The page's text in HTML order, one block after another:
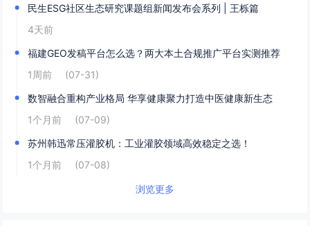
民生ESG社区生态研究课题组新闻发布会系列 | 王栎篇
4天前
福建GEO发稿平台怎么选？两大本土合规推广平台实测推荐
1周前
(07-31)
数智融合重构产业格局 华享健康聚力打造中医健康新生态
1个月前
(07-09)
苏州韩迅常压灌胶机：工业灌胶领域高效稳定之选！
1个月前
(07-08)
浏览更多